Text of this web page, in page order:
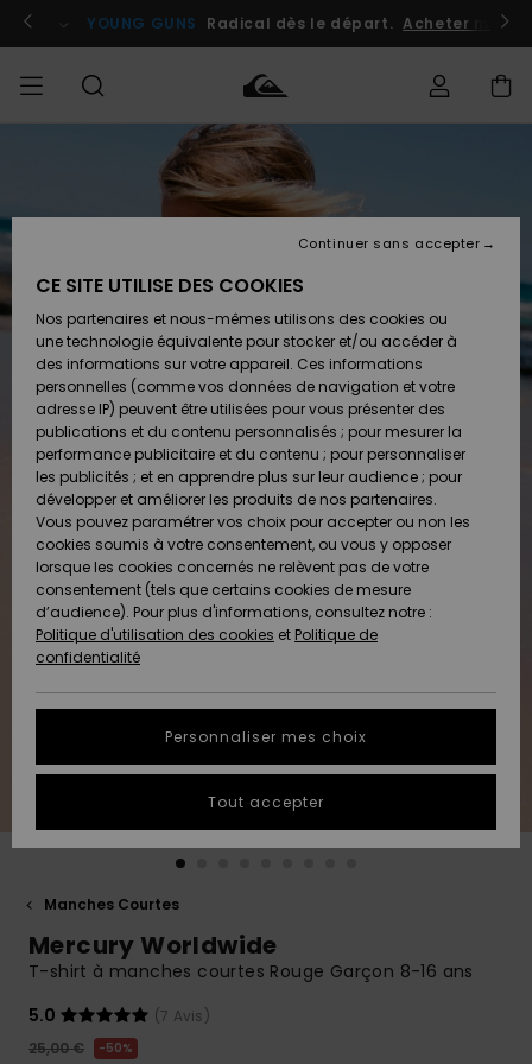
l'information
le
Se connecter / s'inscrire
YOUNG GUNS Radical dès le départ. Acheter
Vêtements
Chaussures
& Tongs
Surf
Snow
Nouveautés
A
Découvrir
Vêtements
Chaussures
& Tongs
Surf
Snow
Nouveautés
A
Découvrir
FEMME
Shop
A
Découvrir
Snow
SURF
Surf
Shop
Homme
Surf
Shop
Enfant
Highlights
Communauté
SNOW
Snow
Shop
Homme
Snow
Shop
Enfant
Snow
Shop
Femme
A
Découvrir
Communauté
OUTLET
Outlet
Homme
Enfant
Outlet
Femme
AIDE &
CONTACT
Accéder à
ma
commande
Retours
Paiement
Carte
Cadeau
Quiksilver
Freedom
Protection
des
tailles
conversation
obtenir la
plus rapide
à votre
Démarrer
MAGASINS
QUIKSILVER
Manches Courtes
Mercury Worldwide
T-shirt à manches courtes Rouge Garçon 8-16 ans
5.0
(7 Avis)
25,00 €
50%
CE SITE UTILISE DES COOKIES
Nos partenaires et nous-mêmes utilisons des cookies ou
une technologie équivalente pour stocker et/ou accéder à
des informations sur votre appareil. Ces informations
personnelles (comme vos données de navigation et votre
adresse IP) peuvent être utilisées pour vous présenter des
publications et du contenu personnalisés ; pour mesurer la
performance publicitaire et du contenu ; pour personnaliser
les publicités ; et en apprendre plus sur leur audience ; pour
développer et améliorer les produits de nos partenaires.
Vous pouvez paramétrer vos choix pour accepter ou non les
cookies soumis à votre consentement, ou vous y opposer
lorsque les cookies concernés ne relèvent pas de votre
consentement (tels que certains cookies de mesure
d’audience). Pour plus d'informations, consultez notre :
Politique d'utilisation des cookies et Politique de
confidentialité
Personnaliser mes choix
Continuer sans accepter
Tout accepter